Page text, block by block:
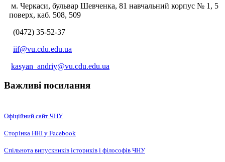
м. Черкаси, бульвар Шевченка, 81 навчальний корпус № 1, 5
поверх, каб. 508, 509
(0472) 35-52-37
iif@vu.cdu.edu.ua
kasyan_andriy@vu.cdu.edu.ua
Важливі посилання
Офіційний сайт ЧНУ
Сторінка ННІ у Facebook
Спільнота випускників істориків і філософів ЧНУ